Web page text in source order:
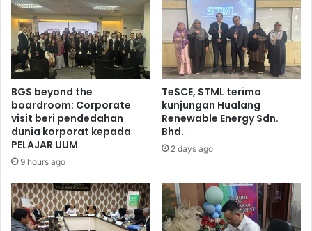
BGS beyond the
boardroom: Corporate
visit beri pendedahan
dunia korporat kepada
PELAJAR UUM
9 hours ago
TeSCE, STML terima
kunjungan Hualang
Renewable Energy Sdn.
Bhd.
2 days ago